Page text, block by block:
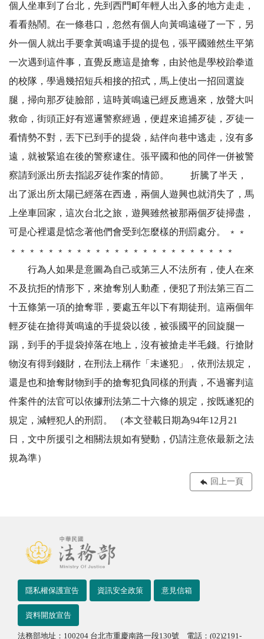
個人坐車到了台北，先到西門町年輕人出入多的地方走走，
看看熱鬧。在一條巷口，忽然有個人向黃鳴遠碰了一下，另
外一個人就出手要拿黃鳴遠手提的提包，張平國雖然生平第
一次遇到這件事，直覺反應這是搶奪，由於他是學校跆拳道
的校隊，學過幾招短兵相接的招式，馬上使出一招回選旋
腿，掃向那歹徒臉部，這時黃鳴遠已經反應過來，放聲大叫
救命，街頭正好有巡邏警察經過，便趕來追捕歹徒，歹徒一
看情勢不對，丟下已到手的提袋，結伴向巷中逃走，沒有多
遠，就被緊追在後的警察逮住。張平國和他的同伴一併被警
察請到派出所去指認歹徒作案的情節。 折騰了半天，
出了派出所太陽已經落在西邊，兩個人遊興也就消失了，馬
上坐車回家，這次台北之旅，遊興雖然被那兩個歹徒掃盡，
可是心裡還是惦念著他們會受到怎麼樣的刑罰處分。 ﹡﹡
﹡﹡﹡﹡﹡﹡﹡﹡﹡﹡﹡﹡﹡﹡﹡﹡﹡﹡﹡﹡﹡﹡﹡﹡
行為人如果是意圖為自己或第三人不法所有，使人在來
不及抗拒的情形下，來搶奪別人動產，便犯了刑法第三百二
十五條第一項的搶奪罪，要處五年以下有期徒刑。這兩個年
輕歹徒在搶得黃鳴遠的手提袋以後，被張國平的回旋腿一
踢，到手的手提袋掉落在地上，沒有被搶走半毛錢。行搶財
物沒有得到錢財，在刑法上稱作「未遂犯」，依刑法規定，
還是也和搶奪財物到手的搶奪犯負同樣的刑責，不過審判這
件案件的法官可以依據刑法第二十六條的規定，按既遂犯的
規定，減輕犯人的刑罰。 （本文登載日期為94年12月21
日，文中所援引之相關法規如有變動，仍請注意依最新之法
規為準）
回上一頁
隱私權保護宣告 資訊安全政策 意見信箱
資料開放宣告
法務部地址：100204 台北市重慶南路一段130號 電話：(02)2191-